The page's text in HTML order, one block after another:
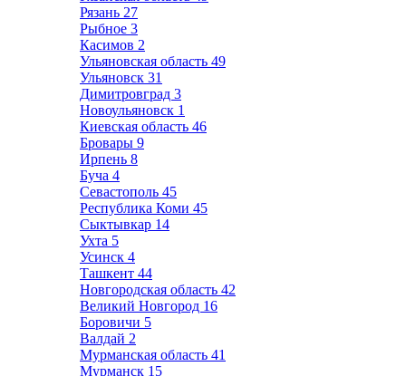
Рязань 27
Рыбное 3
Касимов 2
Ульяновская область 49
Ульяновск 31
Димитровград 3
Новоульяновск 1
Киевская область 46
Бровары 9
Ирпень 8
Буча 4
Севастополь 45
Республика Коми 45
Сыктывкар 14
Ухта 5
Усинск 4
Ташкент 44
Новгородская область 42
Великий Новгород 16
Боровичи 5
Валдай 2
Мурманская область 41
Мурманск 15